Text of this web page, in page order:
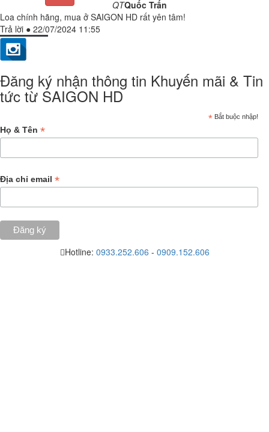
QTQuốc Trấn
Loa chính hãng, mua ở SAIGON HD rất yên tâm!
Trả lời ● 22/07/2024 11:55
Đăng ký nhận thông tin Khuyến mãi & Tin
tức từ SAIGON HD
* Bắt buộc nhập!
Họ & Tên *
Địa chỉ email *
Hotline: 0933.252.606 - 0909.152.606